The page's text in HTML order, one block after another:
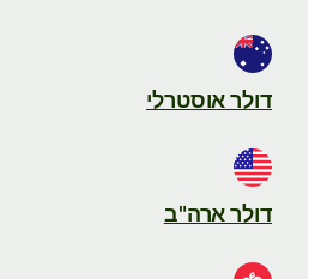
דולר אוסטרלי
דולר ארה"ב